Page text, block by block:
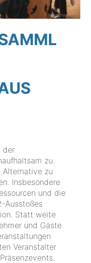
der
zu.
Alternative zu
und die
Ausstoßes
Statt weite
und Gäste
Veranstalter